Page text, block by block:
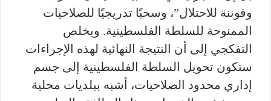
وقوننة للاحتلال”، وسحبًا تدريجيًا للصلاحيات
الممنوحة للسلطة الفلسطينية. ويخلص
التفكجي إلى أن النتيجة النهائية لهذه الإجراءات
ستكون تحويل السلطة الفلسطينية إلى جسم
إداري محدود الصلاحيات، أشبه ببلديات محلية